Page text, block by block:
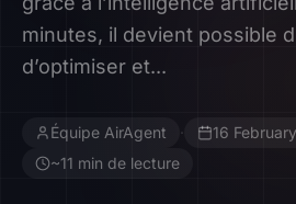
Guide
minutes, il devient possible
d’optimiser et...
Équipe AirAgent · 16
~11 min de lecture